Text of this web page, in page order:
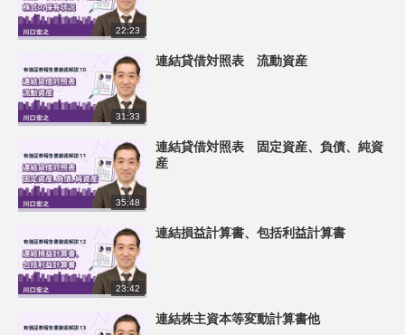
22:23
31:33
連結貸借対照表 流動資産
35:48
連結貸借対照表 固定資産、負債、純資
産
23:42
連結損益計算書、包括利益計算書
連結株主資本等変動計算書他